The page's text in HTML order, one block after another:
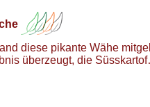
diese pikante Wähe
überzeugt, die